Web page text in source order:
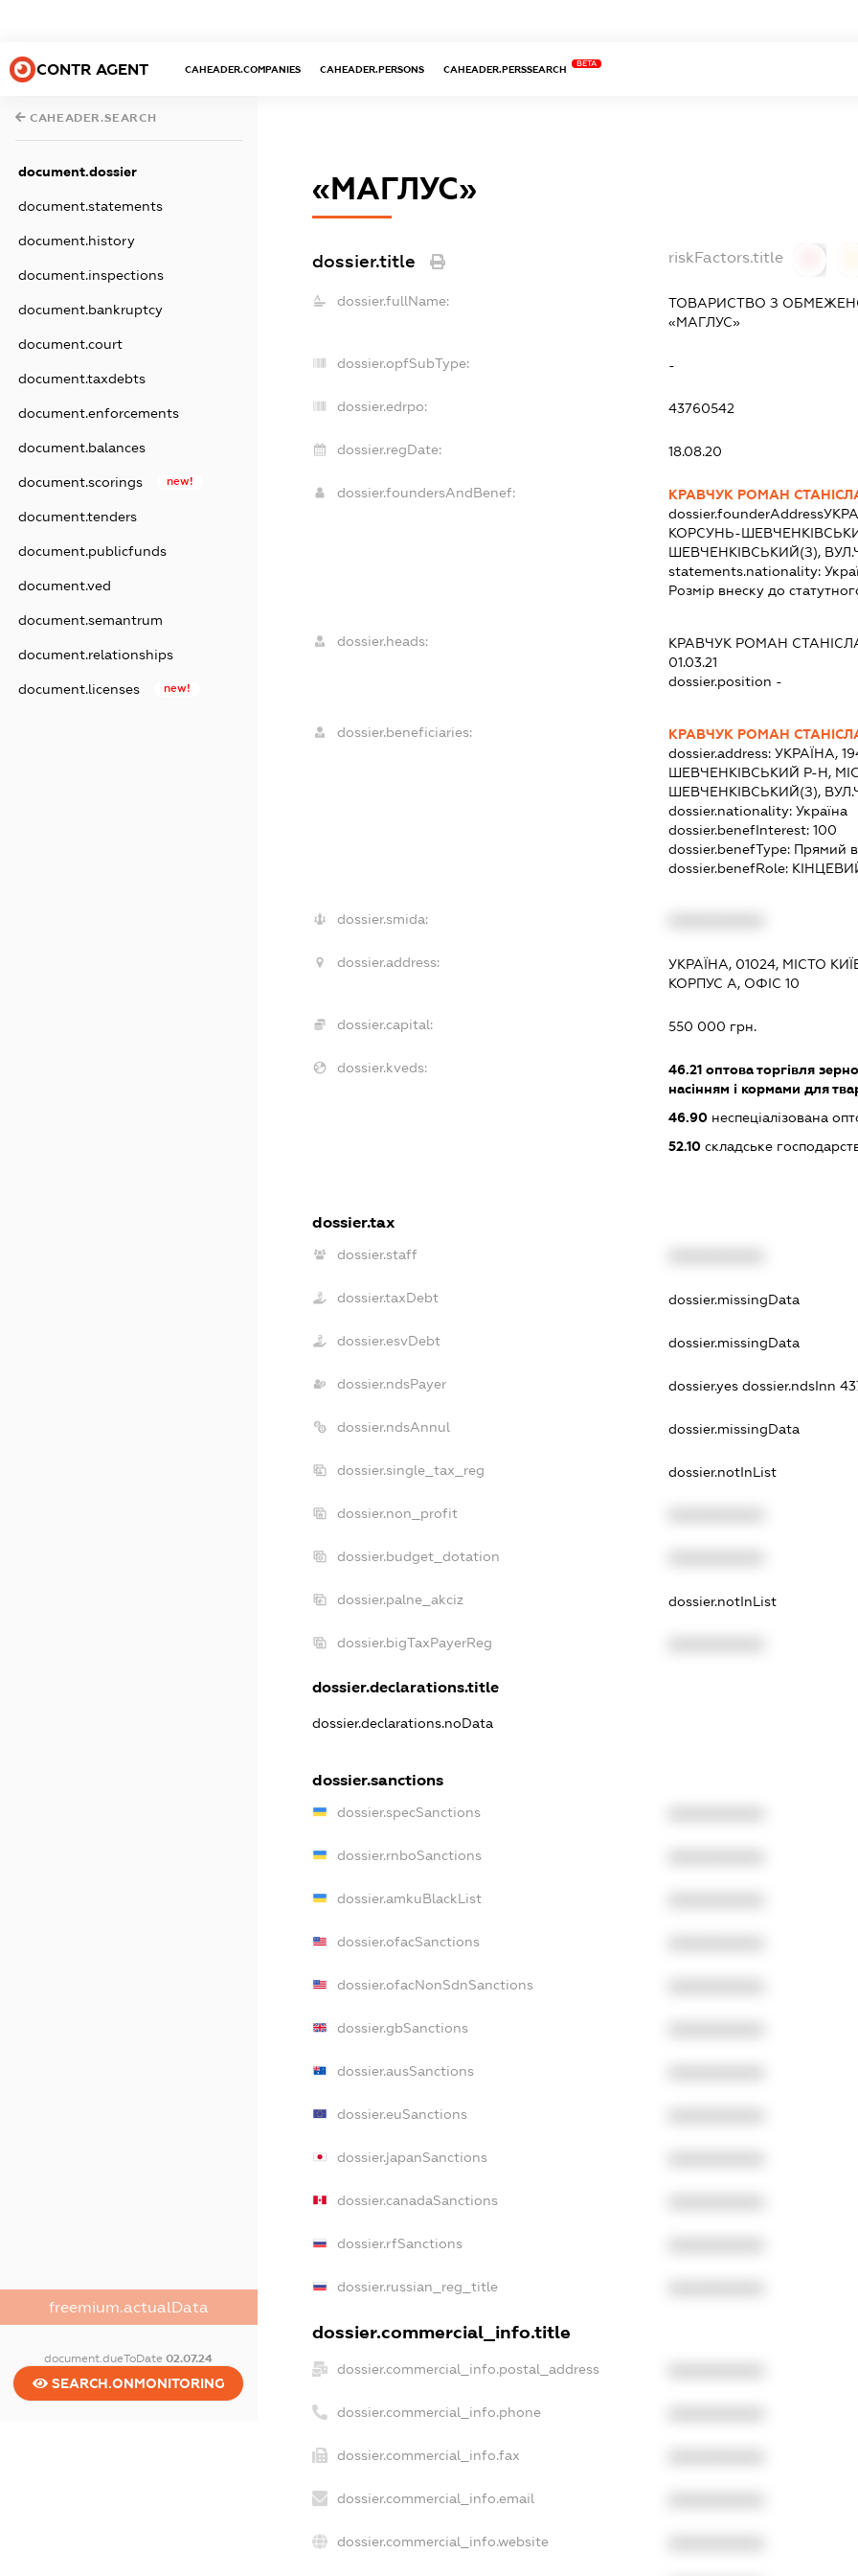
CONTR AGENT CAHEADER.COMPANIES CAHEADER.PERSONS CAHEADER.PERSSEARCH
BETA
CAHEADER.SEARCH
document.dossier
document.statements
document.history
document.inspections
document.bankruptcy
document.court
document.taxdebts
document.enforcements
document.balances
document.scorings new!
document.tenders
document.publicfunds
document.ved
document.semantrum
document.relationships
document.licenses new!
freemium.actualData
document.dueToDate02.07.24
SEARCH.ONMONITORING
«МАГЛУС»
dossier.title riskFactors.title
dossier.fullName:
ТОВАРИСТВО З
«МАГЛУС»
dossier.opfSubType: -
dossier.edrpo: 43760542
dossier.regDate: 18.08.20
dossier.foundersAndBenef:
КРАВЧУК РОМАН
dossier.founderAddress
КОРСУНЬ-
ШЕВЧЕНКІВСЬКИЙ(З),
statements.nationality:
Розмір внеску до
dossier.heads: КРАВЧУК РОМАН
01.03.21
dossier.position -
dossier.beneficiaries:
КРАВЧУК РОМАН
dossier.address: УКРАЇНА,
ШЕВЧЕНКІВСЬКИЙ Р-Н,
ШЕВЧЕНКІВСЬКИЙ(З),
dossier.nationality: Україна
dossier.benefInterest: 100
dossier.benefType: Прямий
dossier.benefRole:
dossier.smida:
dossier.address:
УКРАЇНА, 01024, МІСТО
КОРПУС А, ОФІС 10
dossier.capital: 550 000 грн.
dossier.kveds: 46.21оптова торгівля
насінням і кормами для
46.90неспеціалізована
52.10складське
dossier.tax
dossier.staff
dossier.taxDebt dossier.missingData
dossier.esvDebt dossier.missingData
dossier.ndsPayer dossier.yes dossier.ndsInn
dossier.ndsAnnul dossier.missingData
dossier.single_tax_reg dossier.notInList
dossier.non_profit
dossier.budget_dotation
dossier.palne_akciz dossier.notInList
dossier.bigTaxPayerReg
dossier.declarations.title
dossier.declarations.noData
dossier.sanctions
dossier.specSanctions
dossier.rnboSanctions
dossier.amkuBlackList
dossier.ofacSanctions
dossier.ofacNonSdnSanctions
dossier.gbSanctions
dossier.ausSanctions
dossier.euSanctions
dossier.japanSanctions
dossier.canadaSanctions
dossier.rfSanctions
dossier.russian_reg_title
dossier.commercial_info.title
dossier.commercial_info.postal_address
dossier.commercial_info.phone
dossier.commercial_info.fax
dossier.commercial_info.email
dossier.commercial_info.website